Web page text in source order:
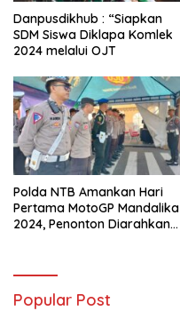
Danpusdikhub : “Siapkan
SDM Siswa Diklapa Komlek
2024 melalui OJT
Polda NTB Amankan Hari
Pertama MotoGP Mandalika
2024, Penonton Diarahkan
Popular Post